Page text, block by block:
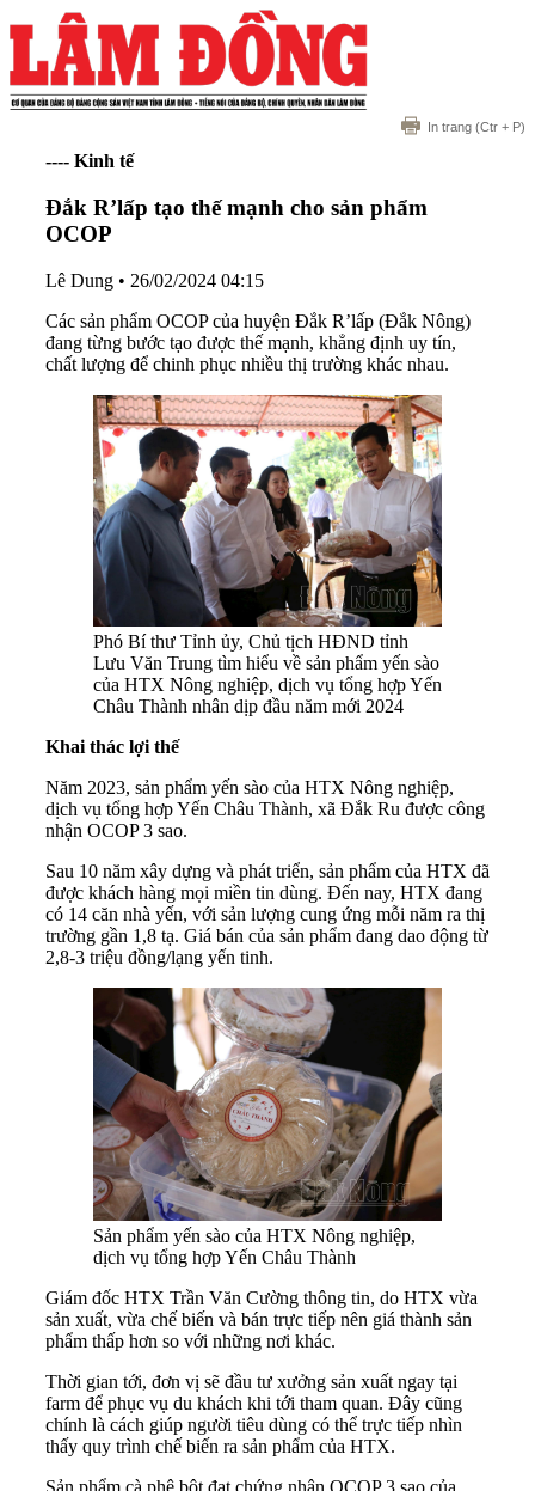
In trang (Ctr + P)
---- Kinh tế
Đắk R’lấp tạo thế mạnh cho sản phẩm
OCOP
Lê Dung • 26/02/2024 04:15
Các sản phẩm OCOP của huyện Đắk R’lấp (Đắk Nông)
đang từng bước tạo được thế mạnh, khẳng định uy tín,
chất lượng để chinh phục nhiều thị trường khác nhau.
Phó Bí thư Tỉnh ủy, Chủ tịch HĐND tỉnh
Lưu Văn Trung tìm hiểu về sản phẩm yến sào
của HTX Nông nghiệp, dịch vụ tổng hợp Yến
Châu Thành nhân dịp đầu năm mới 2024
Khai thác lợi thế
Năm 2023, sản phẩm yến sào của HTX Nông nghiệp,
dịch vụ tổng hợp Yến Châu Thành, xã Đắk Ru được công
nhận OCOP 3 sao.
Sau 10 năm xây dựng và phát triển, sản phẩm của HTX đã
được khách hàng mọi miền tin dùng. Đến nay, HTX đang
có 14 căn nhà yến, với sản lượng cung ứng mỗi năm ra thị
trường gần 1,8 tạ. Giá bán của sản phẩm đang dao động từ
2,8-3 triệu đồng/lạng yến tinh.
Sản phẩm yến sào của HTX Nông nghiệp,
dịch vụ tổng hợp Yến Châu Thành
Giám đốc HTX Trần Văn Cường thông tin, do HTX vừa
sản xuất, vừa chế biến và bán trực tiếp nên giá thành sản
phẩm thấp hơn so với những nơi khác.
Thời gian tới, đơn vị sẽ đầu tư xưởng sản xuất ngay tại
farm để phục vụ du khách khi tới tham quan. Đây cũng
chính là cách giúp người tiêu dùng có thể trực tiếp nhìn
thấy quy trình chế biến ra sản phẩm của HTX.
Sản phẩm cà phê bột đạt chứng nhận OCOP 3 sao của